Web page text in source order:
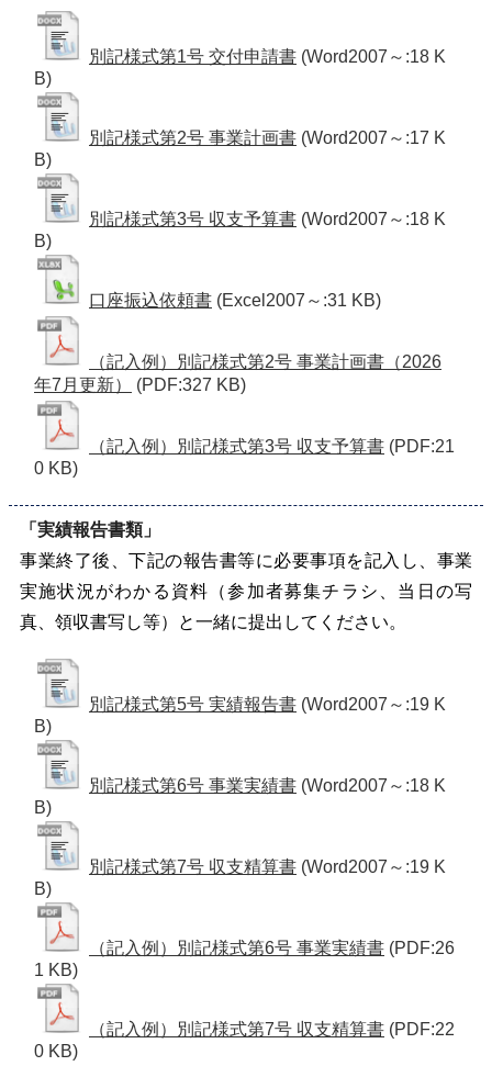
別記様式第1号 交付申請書 (Word2007～:18 K
B)
別記様式第2号 事業計画書 (Word2007～:17 K
B)
別記様式第3号 収支予算書 (Word2007～:18 K
B)
口座振込依頼書 (Excel2007～:31 KB)
（記入例）別記様式第2号 事業計画書（2026
年7月更新）
(PDF:327 KB)
（記入例）別記様式第3号 収支予算書 (PDF:21
0 KB)
「実績報告書類」
事業終了後、下記の報告書等に必要事項を記入し、事業
実施状況がわかる資料（参加者募集チラシ、当日の写
真、領収書写し等）と一緒に提出してください。
別記様式第5号 実績報告書 (Word2007～:19 K
B)
別記様式第6号 事業実績書 (Word2007～:18 K
B)
別記様式第7号 収支精算書 (Word2007～:19 K
B)
（記入例）別記様式第6号 事業実績書 (PDF:26
1 KB)
（記入例）別記様式第7号 収支精算書 (PDF:22
0 KB)